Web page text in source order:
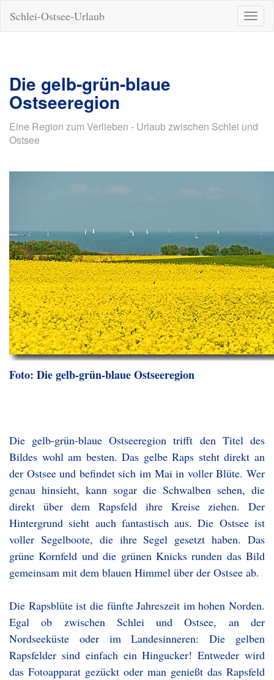
ein-/
Schlei-Ostsee-Urlaub
Die gelb-grün-blaue
Ostseeregion
Eine Region zum Verlieben - Urlaub zwischen Schlei und
Ostsee
Foto: Die gelb-grün-blaue Ostseeregion
Die gelb-grün-blaue Ostseeregion trifft den Titel des
Bildes wohl am besten. Das gelbe Raps steht direkt an
der Ostsee und befindet sich im Mai in voller Blüte. Wer
genau hinsieht, kann sogar die Schwalben sehen, die
direkt über dem Rapsfeld ihre Kreise ziehen. Der
Hintergrund sieht auch fantastisch aus. Die Ostsee ist
voller Segelboote, die ihre Segel gesetzt haben. Das
grüne Kornfeld und die grünen Knicks runden das Bild
gemeinsam mit dem blauen Himmel über der Ostsee ab.
Die Rapsblüte ist die fünfte Jahreszeit im hohen Norden.
Egal ob zwischen Schlei und Ostsee, an der
Nordseeküste oder im Landesinneren: Die gelben
Rapsfelder sind einfach ein Hingucker! Entweder wird
das Fotoapparat gezückt oder man genießt das Rapsfeld